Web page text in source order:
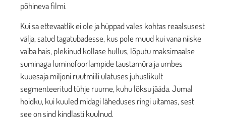
põhineva filmi.
Kui sa ettevaatlik ei ole ja hüppad vales kohtas reaalsusest
välja, satud tagatubadesse, kus pole muud kui vana niiske
vaiba hais, plekinud kollase hullus, lõputu maksimaalse
suminaga luminofoorlampide taustamüra ja umbes
kuuesaja miljoni ruutmiili ulatuses juhuslikult
segmenteeritud tühje ruume, kuhu lõksu jääda. Jumal
hoidku, kui kuuled midagi läheduses ringi uitamas, sest
see on sind kindlasti kuulnud.